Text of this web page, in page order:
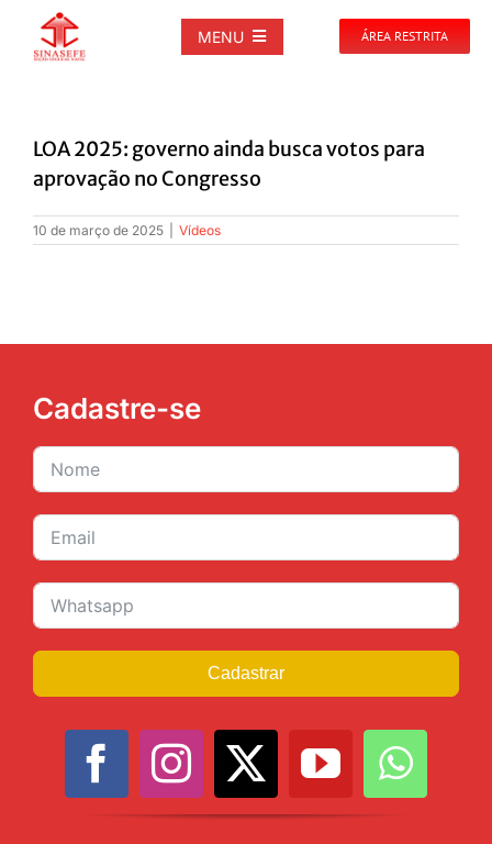
MENU
NOTÍCIAS
PUBLICAÇÕES
EVENTOS
JURÍDICO
CLUBE
ÁREA RESTRITA
LOA 2025: governo ainda busca votos para
aprovação no Congresso
10 de março de 2025 Vídeos
Cadastre-se
Cadastrar